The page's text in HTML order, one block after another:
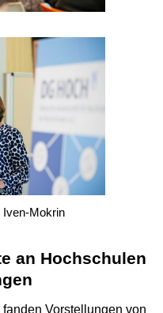
Iven-Mokrin
an Hochschulen
Vorstellungen von